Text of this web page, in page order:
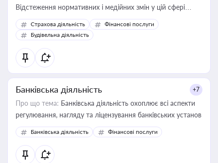
Відстеження нормативних і медійних змін у цій сфері
корисне для власника бізнесу, керівника, юриста або
бухгалтера під час оподаткування, приватизації, оренди
державного майна, корпоративних угод і перевірки
статусу суб'єктів оціночної діяльності
Страхова діяльність
Фінансові послуги
Будівельна діяльність
Банківська діяльність +7
Про що тема: Банківська діяльність охоплює всі аспекти
регулювання, нагляду та ліцензування банківських установ
Банківська діяльність Фінансові послуги